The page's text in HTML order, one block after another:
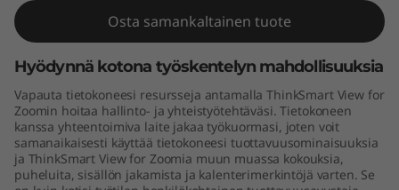
Z
o
o
m
Osta samankaltainen tuote
Hyödynnä kotona työskentelyn mahdollisuuksia
Vapauta tietokoneesi resursseja antamalla ThinkSmart View for
Zoomin hoitaa hallinto- ja yhteistyötehtäväsi. Tietokoneen
kanssa yhteentoimiva laite jakaa työkuormasi, joten voit
samanaikaisesti käyttää tietokoneesi tuottavuusominaisuuksia
ja ThinkSmart View for Zoomia muun muassa kokouksia,
puheluita, sisällön jakamista ja kalenterimerkintöjä varten. Se